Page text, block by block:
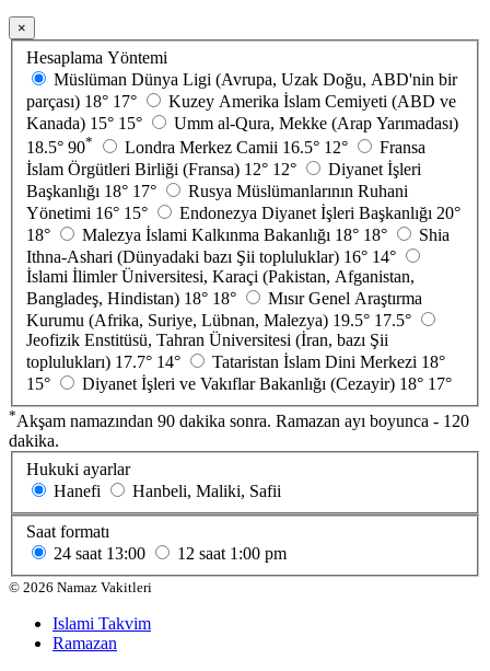
×
Hesaplama Yöntemi
Müslüman Dünya Ligi (Avrupa, Uzak Doğu, ABD'nin bir
parçası) 18° 17°
Kuzey Amerika İslam Cemiyeti (ABD ve
Kanada) 15° 15°
Umm al-Qura, Mekke (Arap Yarımadası)
18.5° 90* Londra Merkez Camii 16.5° 12°
Fransa
İslam Örgütleri Birliği (Fransa) 12° 12°
Diyanet İşleri
Başkanlığı 18° 17°
Rusya Müslümanlarının Ruhani
Yönetimi 16° 15° Endonezya Diyanet İşleri Başkanlığı 20°
18°
Malezya İslami Kalkınma Bakanlığı 18° 18°
Shia
Ithna-Ashari (Dünyadaki bazı Şii topluluklar) 16° 14°
İslami İlimler Üniversitesi, Karaçi (Pakistan, Afganistan,
Bangladeş, Hindistan) 18° 18°
Mısır Genel Araştırma
Kurumu (Afrika, Suriye, Lübnan, Malezya) 19.5° 17.5°
Jeofizik Enstitüsü, Tahran Üniversitesi (İran, bazı Şii
toplulukları) 17.7° 14° Tataristan İslam Dini Merkezi 18°
15°
Diyanet İşleri ve Vakıflar Bakanlığı (Cezayir) 18° 17°
*Akşam namazından 90 dakika sonra. Ramazan ayı boyunca - 120
dakika.
Hukuki ayarlar
Hanefi
Hanbeli, Maliki, Safii
Saat formatı
24 saat 13:00 12 saat 1:00 pm
© 2026 Namaz Vakitleri
Islami Takvim
Ramazan